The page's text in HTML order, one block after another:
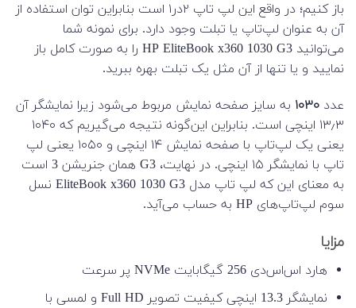
باز کنیم؛ در واقع این لپ تاپ ۲در۱ است بنابراین توان استفاده از
آن به عنوان لپ‌تاپ یا تبلت وجود دارد. برای نمونه شما
می‌توانید HP EliteBook x360 1030 G3 را به صورت کامل باز
نمایید و یا تنها از آن مثل یک تبلت بهره ببرید.
عدد ۱۰۳۰ به سایز صفحه نمایش مربوط می‌شود زیرا نمایشگر آن
۱۳٫۳ اینچی است. بنابراین این‌گونه نتیجه می‌گیریم که ۱۰۴۰
یعنی یک لپ‌تاپ با صفحه نمایش ۱۴ اینچی و ۱۰۵۰ یعنی لپ
تاپ با نمایشگر ۱۵ اینچی. در نهایت، G3 همان جنریشن 3 است
به معنای این که لپ تاپ مدل EliteBook x360 1030 G3 نسل
سوم لپ‌تاپ‌های HP به حساب می‌آید.
مزایا
هارد اس‌اس‌دی 256 گیگابایت NVMe پر سرعت
نمایشگر 13.3 اینچی کیفیت تصویر Full HD و لمسی با